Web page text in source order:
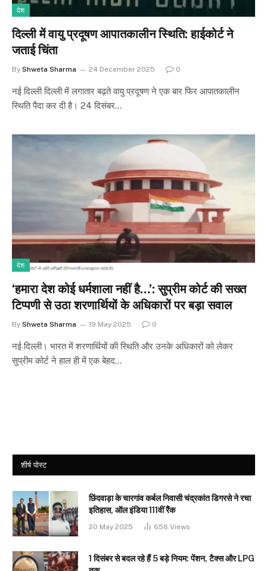
देश
दिल्ली में वायु प्रदूषण आपातकालीन स्थिति: हाईकोर्ट ने
जताई चिंता
By Shweta Sharma 24 December 2025 0
नई दिल्ली दिल्ली में लगातार बढ़ते वायु प्रदूषण ने एक बार फिर आपातकालीन
स्थिति पैदा कर दी है। 24 दिसंबर…
देश
‘हमारा देश कोई धर्मशाला नहीं है…’: सुप्रीम कोर्ट की सख्त
टिप्पणी से उठा शरणार्थियों के अधिकारों पर बड़ा सवाल
By Shweta Sharma 19 May 2025 0
नई दिल्ली। भारत में शरणार्थियों की स्थिति और उनके अधिकारों को लेकर
सुप्रीम कोर्ट ने हाल ही में एक बेहद…
शीर्ष पोस्ट
छिंदवाड़ा के चारगांव कर्बल निवासी चंद्रकांत डिगरसे ने रचा
इतिहास, ऑल इंडिया 111वीं रैंक
20 May 2025 656 Views
1 दिसंबर से बदल रहे हैं 5 बड़े नियम: पेंशन, टैक्स और LPG